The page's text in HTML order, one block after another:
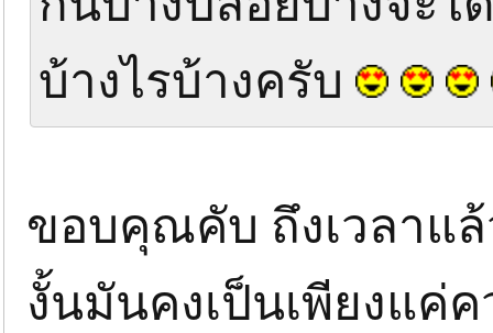
บ้างไรบ้างครับ
ขอบคุณคับ ถึงเวลาแ
งั้นมันคงเป็นเพียงแค่